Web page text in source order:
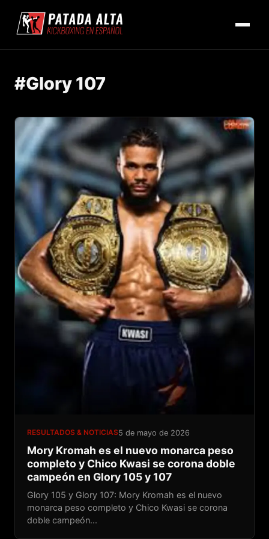
#Glory 107
RESULTADOS & NOTICIAS5 de mayo de 2026
Mory Kromah es el nuevo monarca peso
completo y Chico Kwasi se corona doble
campeón en Glory 105 y 107
Glory 105 y Glory 107: Mory Kromah es el nuevo
monarca peso completo y Chico Kwasi se corona
doble campeón...